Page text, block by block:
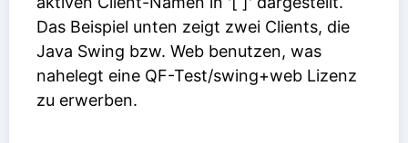
Das Beispiel unten zeigt zwei Clients, die
Java Swing bzw. Web benutzen, was
nahelegt eine QF-Test/swing+web Lizenz
zu erwerben.